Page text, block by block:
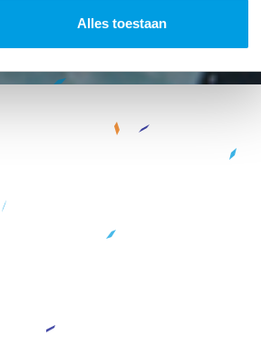
Alles toestaan